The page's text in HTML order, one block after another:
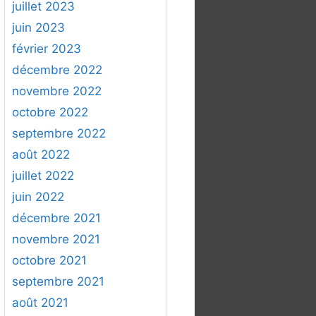
juillet 2023
juin 2023
février 2023
décembre 2022
novembre 2022
octobre 2022
septembre 2022
août 2022
juillet 2022
juin 2022
décembre 2021
novembre 2021
octobre 2021
septembre 2021
août 2021